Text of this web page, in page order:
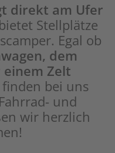
direkt am Ufer
Stellplätze
Egal ob
dem
Zelt
finden bei uns
und
wir herzlich